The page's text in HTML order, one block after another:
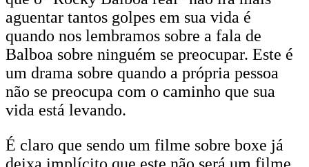
aguentar tantos golpes em sua vida é
quando nos lembramos sobre a fala de
Balboa sobre ninguém se preocupar. Este é
um drama sobre quando a própria pessoa
não se preocupa com o caminho que sua
vida está levando.
É claro que sendo um filme sobre boxe já